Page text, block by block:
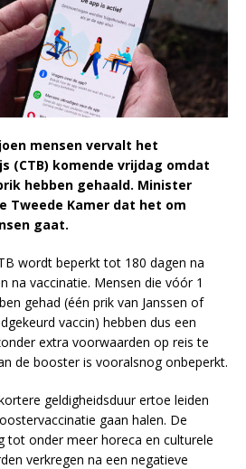
mensen vervalt het
(CTB) komende vrijdag omdat
hebben gehaald. Minister
Tweede Kamer dat het om
gaat.
wordt beperkt tot 180 dagen na
na vaccinatie. Mensen die vóór 1
gehad (één prik van Janssen of
vaccin) hebben dus een
extra voorwaarden op reis te
de booster is vooralsnog onbeperkt.
geldigheidsduur ertoe leiden
gaan halen. De
tot onder meer horeca en culturele
verkregen na een negatieve